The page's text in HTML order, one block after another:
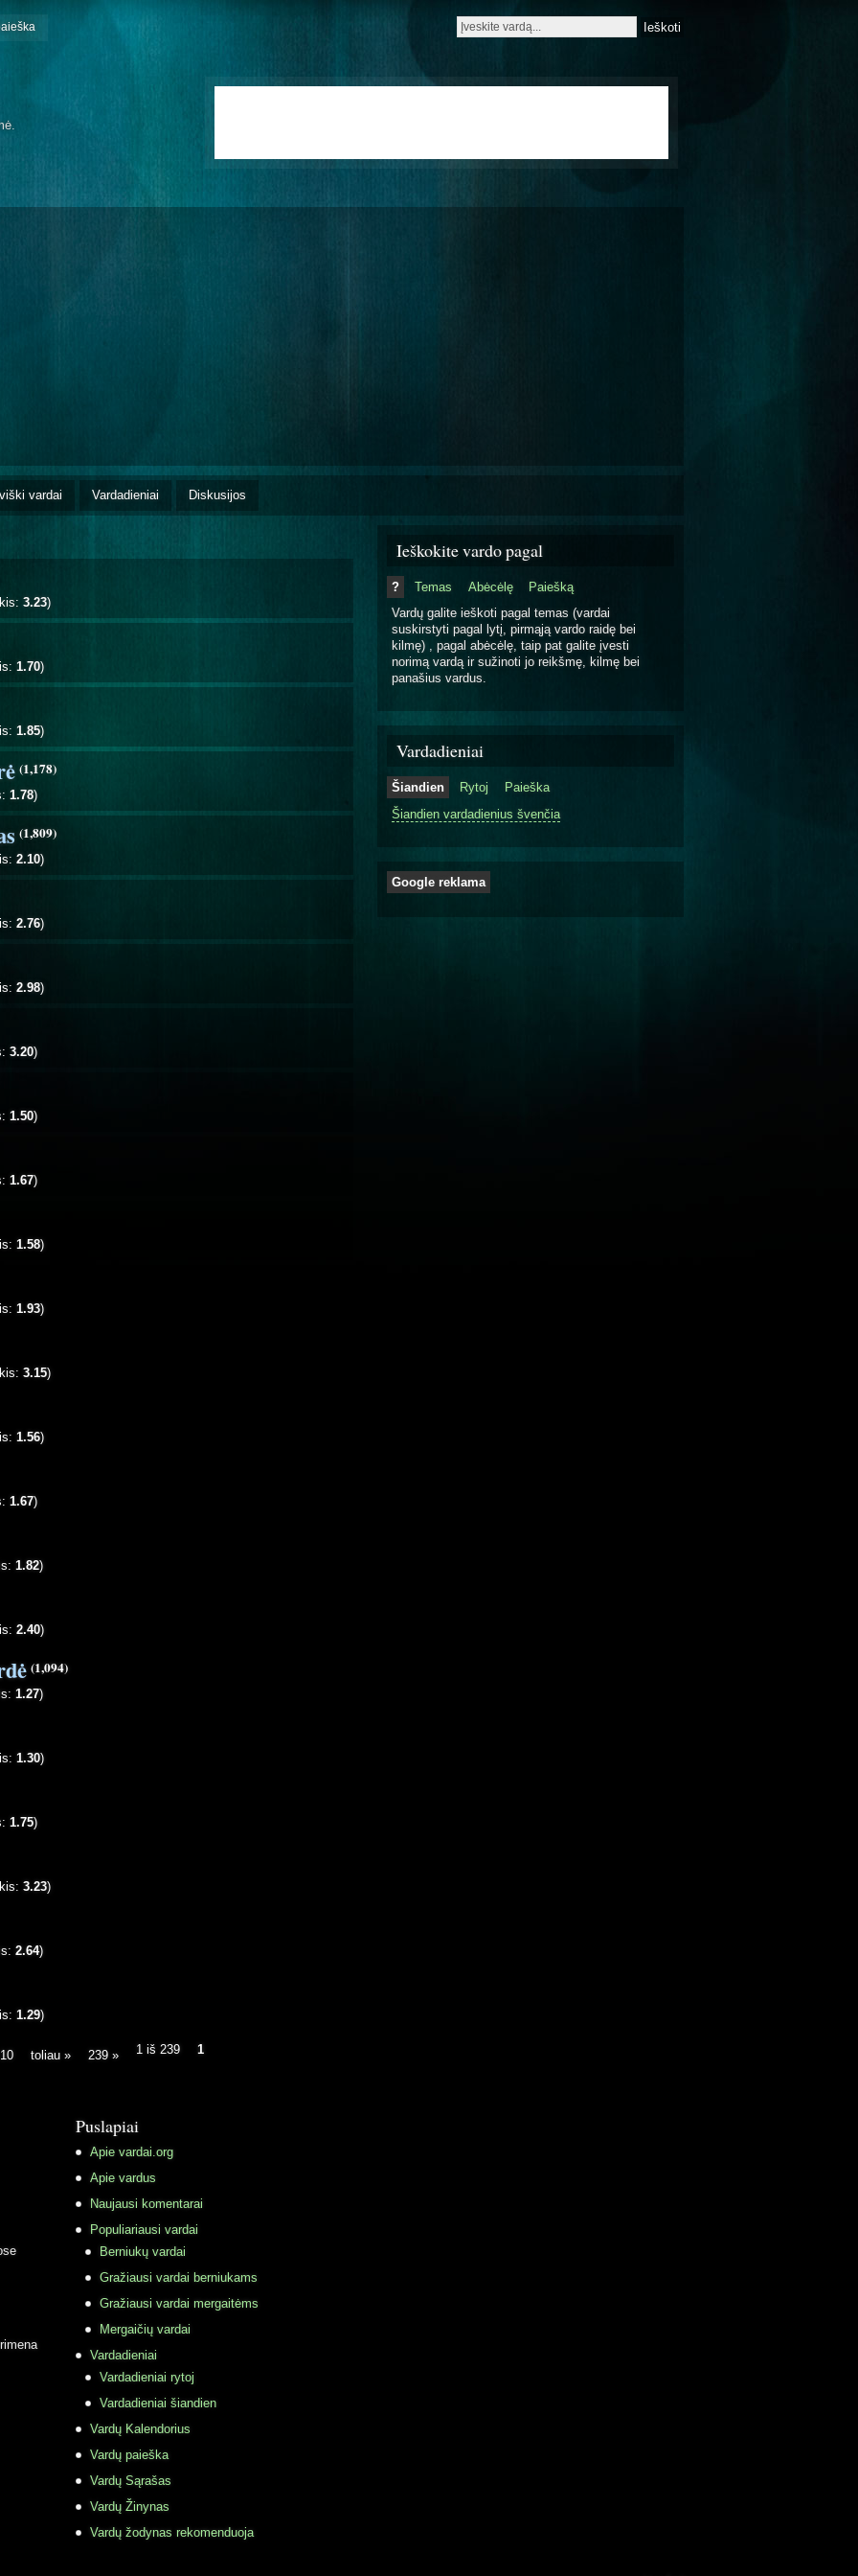
vardai Vardadieniai Diskusijos
3.23)
1.70)
1.85)
(1,178)
1.78)
(1,809)
2.10)
2.76)
2.98)
3.20)
1.50)
1.67)
1.58)
1.93)
3.15)
1.56)
1.67)
1.82)
2.40)
(1,094)
1.27)
1.30)
1.75)
3.23)
2.64)
1.29)
1 iš 239 1
10 toliau » 239 »
Ieškokite vardo pagal
? Temas Abėcėlę
Paiešką
Vardų galite ieškoti pagal temas (vardai
suskirstyti pagal lytį, pirmąją vardo raidę bei
kilmę) , pagal abėcėlę, taip pat galite įvesti
norimą vardą ir sužinoti jo reikšmę, kilmę bei
panašius vardus.
Vardadieniai
Šiandien Rytoj
Paieška
Šiandien vardadienius švenčia
Google reklama
Puslapiai
Apie vardai.org
Apie vardus
Naujausi komentarai
Populiariausi vardai
Berniukų vardai
Gražiausi vardai berniukams
Gražiausi vardai mergaitėms
Mergaičių vardai
Vardadieniai
Vardadieniai rytoj
Vardadieniai šiandien
Vardų Kalendorius
Vardų paieška
Vardų Sąrašas
Vardų Žinynas
Vardų žodynas rekomenduoja